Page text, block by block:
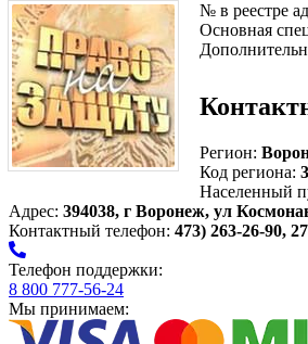
№ в реестре
Основная
Регион:
Код региона:
Населенный
Адрес: 394038, г Воронеж, ул
Контактный телефон: 473) 263-26-90,
Телефон поддержки:
8 800 777-56-24
Мы принимаем: